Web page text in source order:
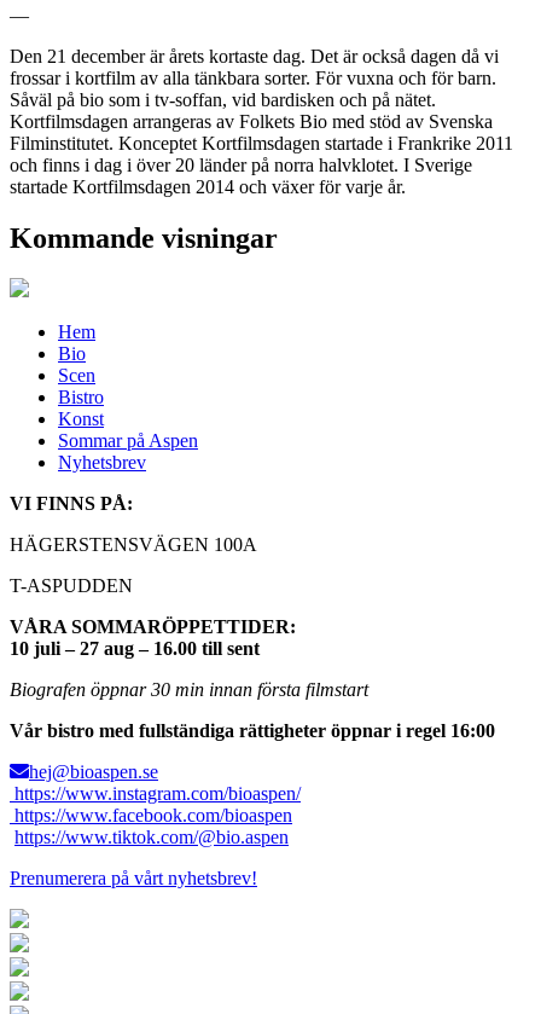
—
Den 21 december är årets kortaste dag. Det är också dagen då vi
frossar i kortfilm av alla tänkbara sorter. För vuxna och för barn.
Såväl på bio som i tv-soffan, vid bardisken och på nätet.
Kortfilmsdagen arrangeras av Folkets Bio med stöd av Svenska
Filminstitutet. Konceptet Kortfilmsdagen startade i Frankrike 2011
och finns i dag i över 20 länder på norra halvklotet. I Sverige
startade Kortfilmsdagen 2014 och växer för varje år.
Kommande visningar
Hem
Bio
Scen
Bistro
Konst
Sommar på Aspen
Nyhetsbrev
VI FINNS PÅ:
HÄGERSTENSVÄGEN 100A
T-ASPUDDEN
VÅRA SOMMARÖPPETTIDER:
10 juli – 27 aug – 16.00 till sent
Biografen öppnar 30 min innan första filmstart
Vår bistro med fullständiga rättigheter öppnar i regel 16:00
hej@bioaspen.se
https://www.instagram.com/bioaspen/
https://www.facebook.com/bioaspen
https://www.tiktok.com/@bio.aspen
Prenumerera på vårt nyhetsbrev!